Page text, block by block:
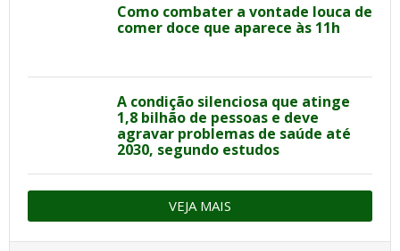
Como combater a vontade louca de
comer doce que aparece às 11h
A condição silenciosa que atinge
1,8 bilhão de pessoas e deve
agravar problemas de saúde até
2030, segundo estudos
VEJA MAIS